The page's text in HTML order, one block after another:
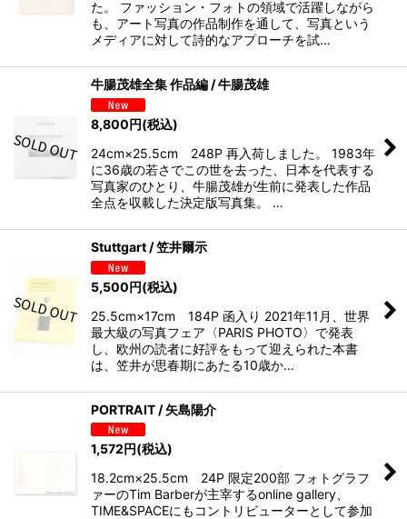
た。 ファッション・フォトの領域で活躍しながら
も、アート写真の作品制作を通して、写真という
メディアに対して詩的なアプローチを試…
牛腸茂雄全集 作品編 / 牛腸茂雄
8,800円(税込)
24cm×25.5cm 248P 再入荷しました。 1983年
に36歳の若さでこの世を去った、日本を代表する
写真家のひとり、牛腸茂雄が生前に発表した作品
全点を収載した決定版写真集。 …
Stuttgart / 笠井爾示
5,500円(税込)
25.5cm×17cm 184P 函入り 2021年11月、世界
最大級の写真フェア〈PARIS PHOTO〉で発表
し、欧州の読者に好評をもって迎えられた本書
は、笠井が思春期にあたる10歳か…
PORTRAIT / 矢島陽介
1,572円(税込)
18.2cm×25.5cm 24P 限定200部 フォトグラフ
ァーのTim Barberが主宰するonline gallery、
TIME&SPACEにもコントリビューターとして参加